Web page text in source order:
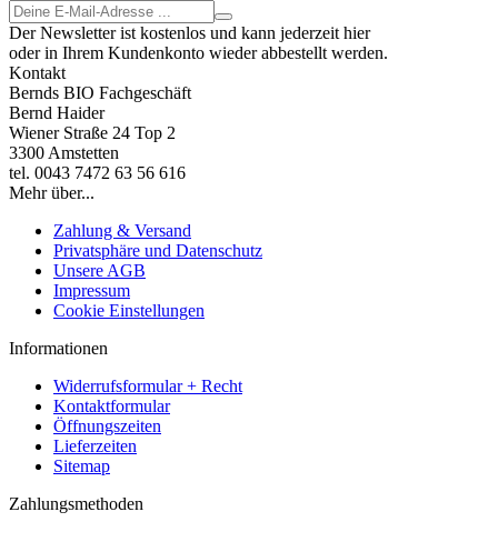
Der Newsletter ist kostenlos und kann jederzeit hier
oder in Ihrem Kundenkonto wieder abbestellt werden.
Kontakt
Bernds BIO Fachgeschäft
Bernd Haider
Wiener Straße 24 Top 2
3300 Amstetten
tel. 0043 7472 63 56 616
Mehr über...
Zahlung & Versand
Privatsphäre und Datenschutz
Unsere AGB
Impressum
Cookie Einstellungen
Informationen
Widerrufsformular + Recht
Kontaktformular
Öffnungszeiten
Lieferzeiten
Sitemap
Zahlungsmethoden